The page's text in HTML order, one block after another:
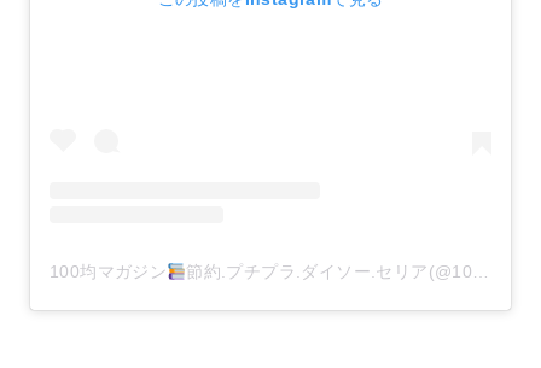
100均マガジン 節約.プチプラ.ダイソー.セリア(@100kin_mag)がシェアした投稿